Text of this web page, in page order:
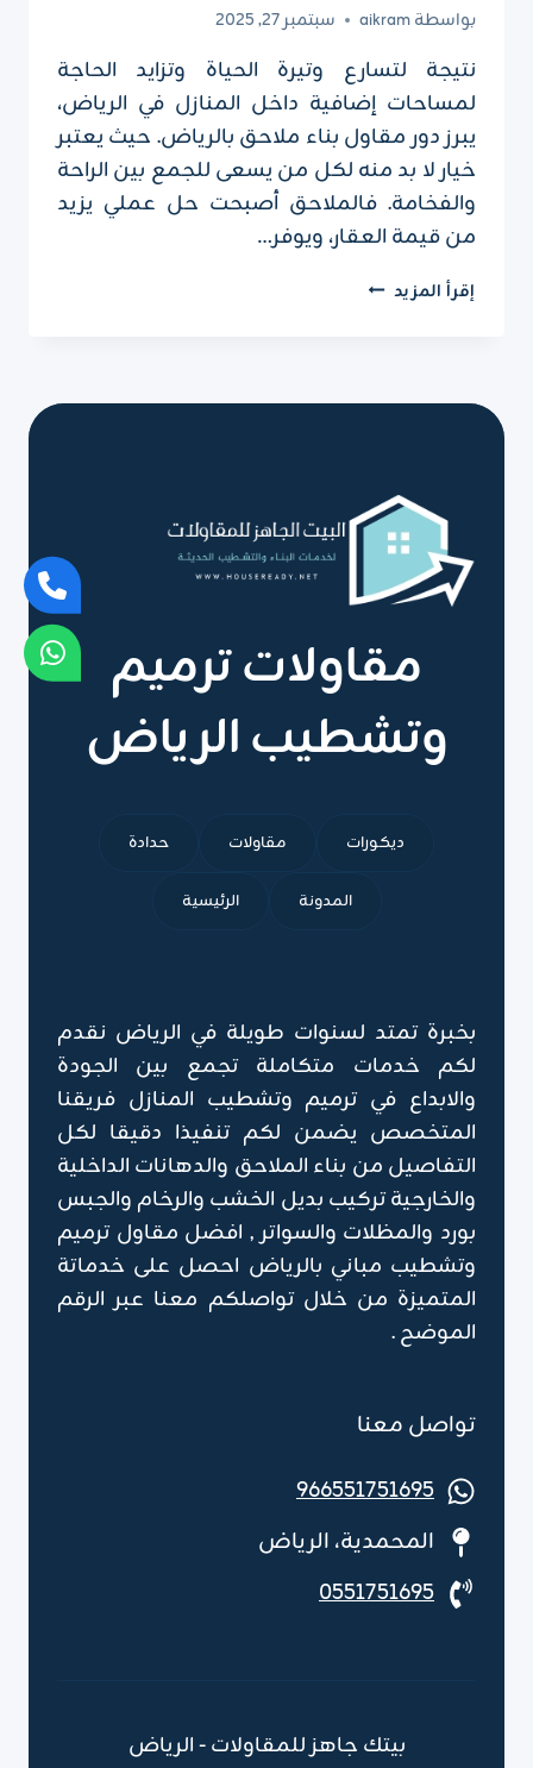
بواسطةaikram سبتمبر 27, 2025
نتيجة لتسارع وتيرة الحياة وتزايد الحاجة
لمساحات إضافية داخل المنازل في الرياض،
يبرز دور مقاول بناء ملاحق بالرياض. حيث يعتبر
خيار لا بد منه لكل من يسعى للجمع بين الراحة
والفخامة. فالملاحق أصبحت حل عملي يزيد
من قيمة العقار، ويوفر…
إقرأ المزيد مقاول
ت:
ملاحق
خارجية
مقاولات ترميم
وتشطيب الرياض
ديكورات مقاولات حدادة
المدونة الرئيسية
بخبرة تمتد لسنوات طويلة في الرياض نقدم
لكم خدمات متكاملة تجمع بين الجودة
والابداع في ترميم وتشطيب المنازل فريقنا
المتخصص يضمن لكم تنفيذا دقيقا لكل
التفاصيل من بناء الملاحق والدهانات الداخلية
والخارجية تركيب بديل الخشب والرخام والجبس
بورد والمظلات والسواتر , افضل مقاول ترميم
وتشطيب مباني بالرياض احصل على خدماتة
المتميزة من خلال تواصلكم معنا عبر الرقم
الموضح .
تواصل معنا
966551751695
المحمدية، الرياض
0551751695
بيتك جاهز للمقاولات - الرياض